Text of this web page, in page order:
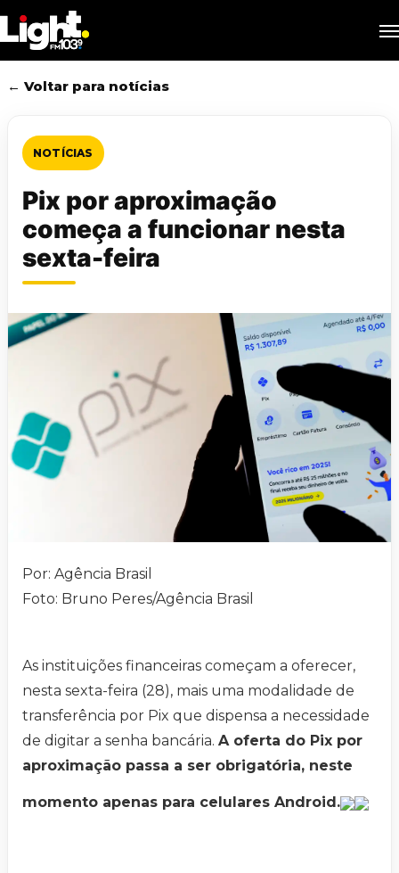
to
main
content
← Voltar para notícias
NOTÍCIAS
Pix por aproximação
começa a funcionar nesta
sexta-feira
Por: Agência Brasil
Foto: Bruno Peres/Agência Brasil
As instituições financeiras começam a oferecer,
nesta sexta-feira (28), mais uma modalidade de
transferência por Pix que dispensa a necessidade
de digitar a senha bancária. A oferta do Pix por
aproximação passa a ser obrigatória, neste
momento apenas para celulares Android.